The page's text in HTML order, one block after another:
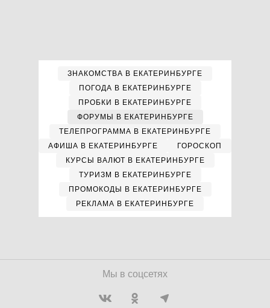
ЗНАКОМСТВА В ЕКАТЕРИНБУРГЕ
ПОГОДА В ЕКАТЕРИНБУРГЕ
ПРОБКИ В ЕКАТЕРИНБУРГЕ
ФОРУМЫ В ЕКАТЕРИНБУРГЕ
ТЕЛЕПРОГРАММА В ЕКАТЕРИНБУРГЕ
АФИША В ЕКАТЕРИНБУРГЕ
ГОРОСКОП
КУРСЫ ВАЛЮТ В ЕКАТЕРИНБУРГЕ
ТУРИЗМ В ЕКАТЕРИНБУРГЕ
ПРОМОКОДЫ В ЕКАТЕРИНБУРГЕ
РЕКЛАМА В ЕКАТЕРИНБУРГЕ
Мы в соцсетях